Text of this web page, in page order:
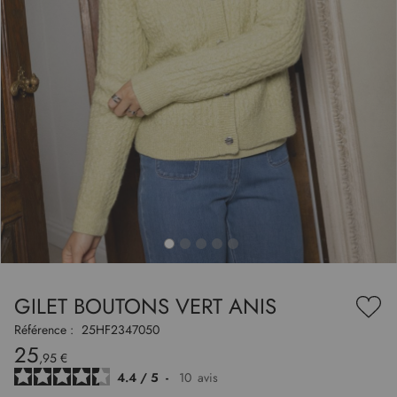
GILET BOUTONS VERT ANIS
à
Référence : 25HF2347050
25,95 €
4.4 / 5 - 10 avis